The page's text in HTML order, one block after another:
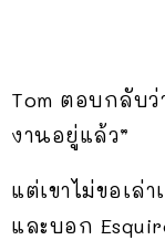
Tom ตอบกลับว่
งานอยู่แล้ว”
แต่เขาไม่ขอเล่
และบอก